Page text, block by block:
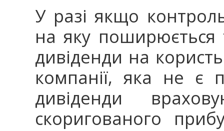
У разі якщо
на яку поширюється
дивіденди на
компанії, яка не є
дивіденди
скоригованого